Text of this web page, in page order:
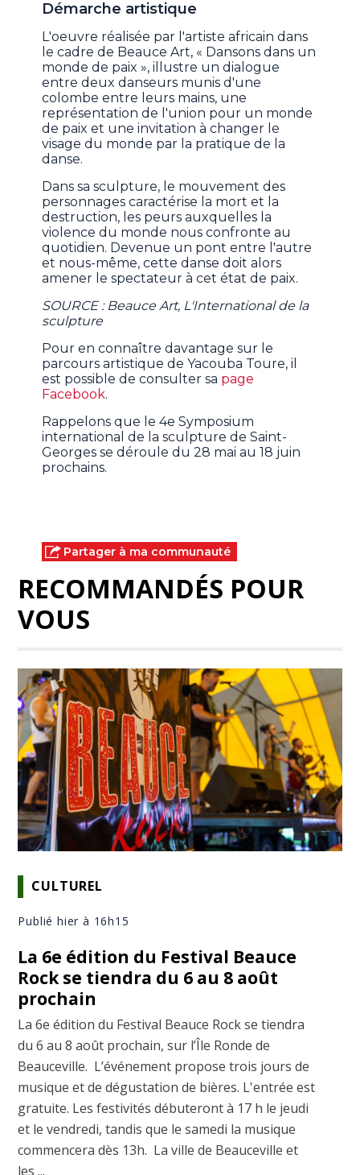
Démarche artistique
L'oeuvre réalisée par l'artiste africain dans
le cadre de Beauce Art, « Dansons dans un
monde de paix », illustre un dialogue
entre deux danseurs munis d'une
colombe entre leurs mains, une
représentation de l'union pour un monde
de paix et une invitation à changer le
visage du monde par la pratique de la
danse.
Dans sa sculpture, le mouvement des
personnages caractérise la mort et la
destruction, les peurs auxquelles la
violence du monde nous confronte au
quotidien. Devenue un pont entre l'autre
et nous-même, cette danse doit alors
amener le spectateur à cet état de paix.
SOURCE : Beauce Art, L'International de la
sculpture
Pour en connaître davantage sur le
parcours artistique de Yacouba Toure, il
est possible de consulter sa page
Facebook.
Rappelons que le 4e Symposium
international de la sculpture de Saint-
Georges se déroule du 28 mai au 18 juin
prochains.
Partager à ma communauté
RECOMMANDÉS POUR
VOUS
CULTUREL
Publié hier à 16h15
La 6e édition du Festival Beauce
Rock se tiendra du 6 au 8 août
prochain
La 6e édition du Festival Beauce Rock se tiendra
du 6 au 8 août prochain, sur l’Île Ronde de
Beauceville. L’événement propose trois jours de
musique et de dégustation de bières. L'entrée est
gratuite. Les festivités débuteront à 17 h le jeudi
et le vendredi, tandis que le samedi la musique
commencera dès 13h. La ville de Beauceville et
les ...